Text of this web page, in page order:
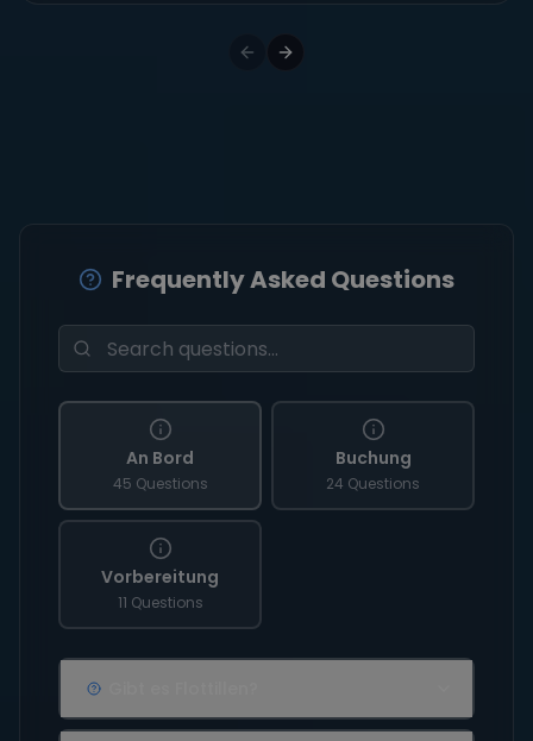
Frequently Asked Questions
An Bord
45 Questions
Buchung
24 Questions
Vorbereitung
11 Questions